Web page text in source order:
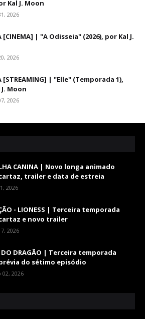
Kal J. Moon
2026
[CINEMA] | "A Odisseia" (2026), por Kal J.
2026
[STREAMING] | "Elle" (Temporada 1),
Moon
2026
CANINA | Novo longa animado
trailer e data de estreia
2026
- LIONESS | Terceira temporada
e novo trailer
2026
DO DRAGÃO | Terceira temporada
do sétimo episódio
02, 2026